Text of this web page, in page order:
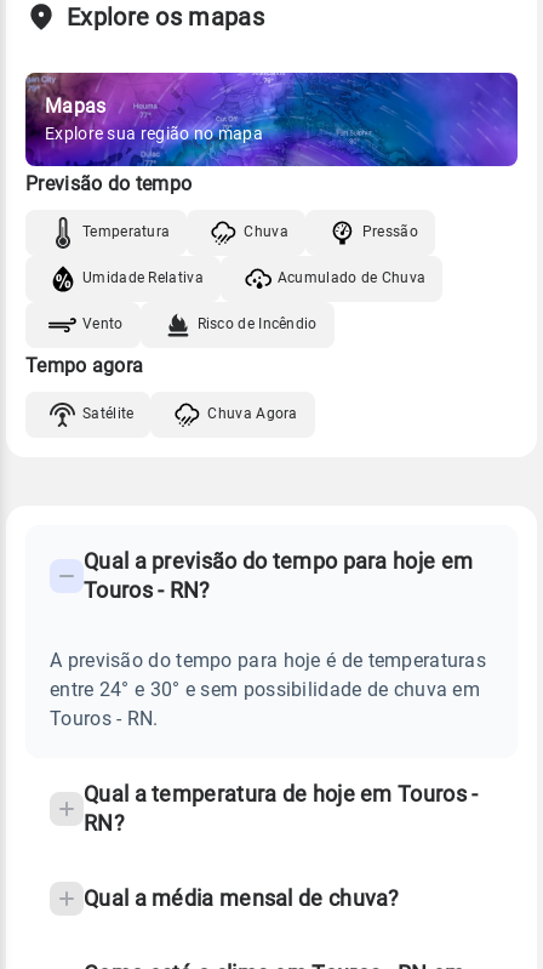
Explore os mapas
Mapas
Explore sua região no mapa
Previsão do tempo
Temperatura Chuva Pressão
Umidade Relativa Acumulado de Chuva
Vento Risco de Incêndio
Tempo agora
Satélite Chuva Agora
TEMPO
Perguntas
sobre
chuva
Qual a previsão do tempo para hoje em
Touros - RN?
A previsão do tempo para hoje é de temperaturas
entre 24° e 30° e sem possibilidade de chuva em
Touros - RN.
Qual a temperatura de hoje em Touros -
RN?
Qual a média mensal de chuva?